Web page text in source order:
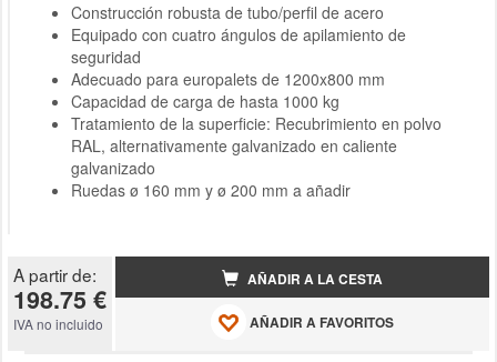
Construcción robusta de tubo/perfil de acero
Equipado con cuatro ángulos de apilamiento de
seguridad
Adecuado para europalets de 1200x800 mm
Capacidad de carga de hasta 1000 kg
Tratamiento de la superficie: Recubrimiento en polvo
RAL, alternativamente galvanizado en caliente
galvanizado
Ruedas ø 160 mm y ø 200 mm a añadir
A partir de:
198.75 €
IVA no incluido
AÑADIR A LA CESTA
AÑADIR A FAVORITOS